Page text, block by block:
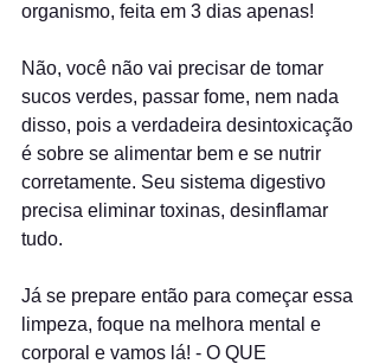
organismo, feita em 3 dias apenas!
Não, você não vai precisar de tomar
sucos verdes, passar fome, nem nada
disso, pois a verdadeira desintoxicação
é sobre se alimentar bem e se nutrir
corretamente. Seu sistema digestivo
precisa eliminar toxinas, desinflamar
tudo.
Já se prepare então para começar essa
limpeza, foque na melhora mental e
corporal e vamos lá! - O QUE